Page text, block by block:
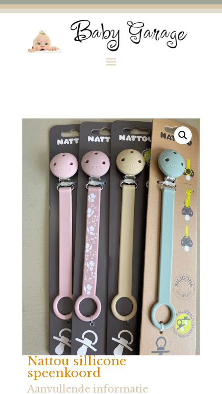
Nattou sillicone
speenkoord
Aanvullende informatie